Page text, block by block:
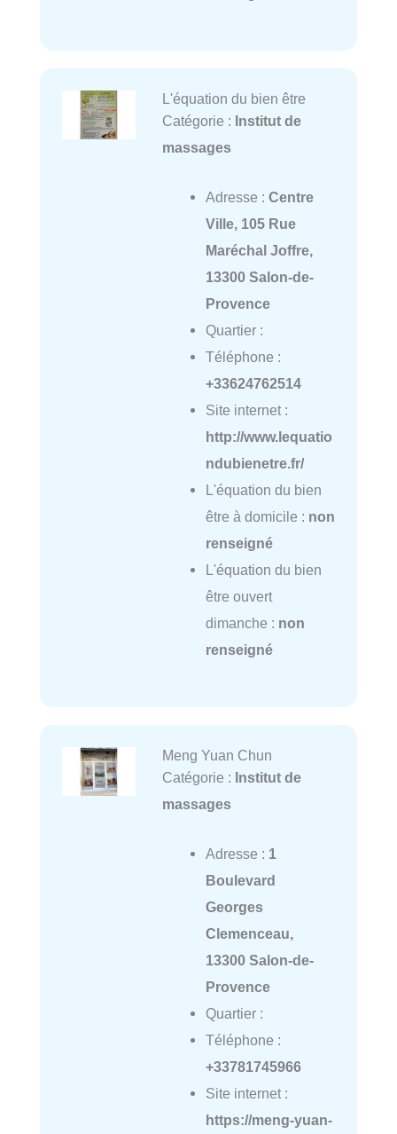
L'équation du bien être
Catégorie : Institut de
massages
Adresse : Centre
Ville, 105 Rue
Maréchal Joffre,
13300 Salon-de-
Provence
Quartier :
Téléphone :
+33624762514
Site internet :
http://www.lequatio
ndubienetre.fr/
L'équation du bien
être à domicile : non
renseigné
L'équation du bien
être ouvert
dimanche : non
renseigné
Meng Yuan Chun
Catégorie : Institut de
massages
Adresse : 1
Boulevard
Georges
Clemenceau,
13300 Salon-de-
Provence
Quartier :
Téléphone :
+33781745966
Site internet :
https://meng-yuan-